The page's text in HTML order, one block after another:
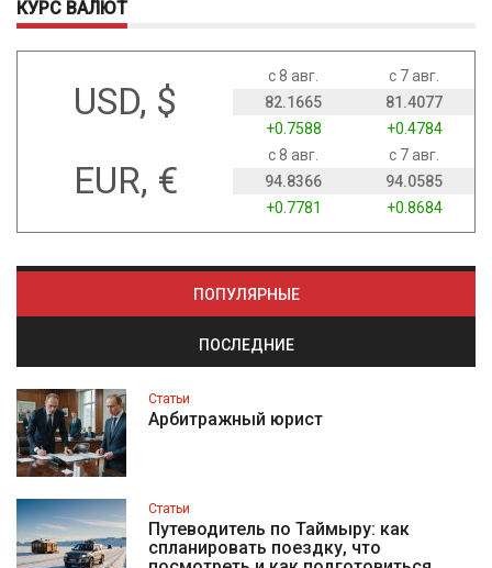
КУРС ВАЛЮТ
USD, $
с 8 авг.
с 7 авг.
82.1665
81.4077
+0.7588
+0.4784
EUR, €
с 8 авг.
с 7 авг.
94.8366
94.0585
+0.7781
+0.8684
ПОПУЛЯРНЫЕ
ПОСЛЕДНИЕ
Статьи
Арбитражный юрист
Статьи
Путеводитель по Таймыру: как
спланировать поездку, что